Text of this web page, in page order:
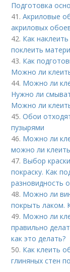
Подготовка
41.Акриловые
акриловых
42. Как
поклеить
43. Как
Можно ли
44. Можно ли
Нужно ли
Можно ли
45.Обои
пузырями
46. Можно ли
можно ли
47. Выбор
покраску. Как
разновидность
48. Можно ли
покрыть лаком.
49. Можно ли
правильно
как это делать?
50. Как клеить
глиняных стен